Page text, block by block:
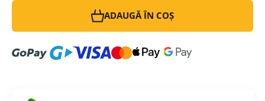
ADAUGĂ ÎN COȘ